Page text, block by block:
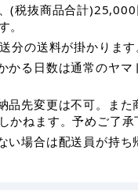
(税抜商品合計
。
分の送料が掛かります
かる日数は通常のヤマ
品先変更は不可。また
かねます。予めご了承
い場合は配送員が持ち